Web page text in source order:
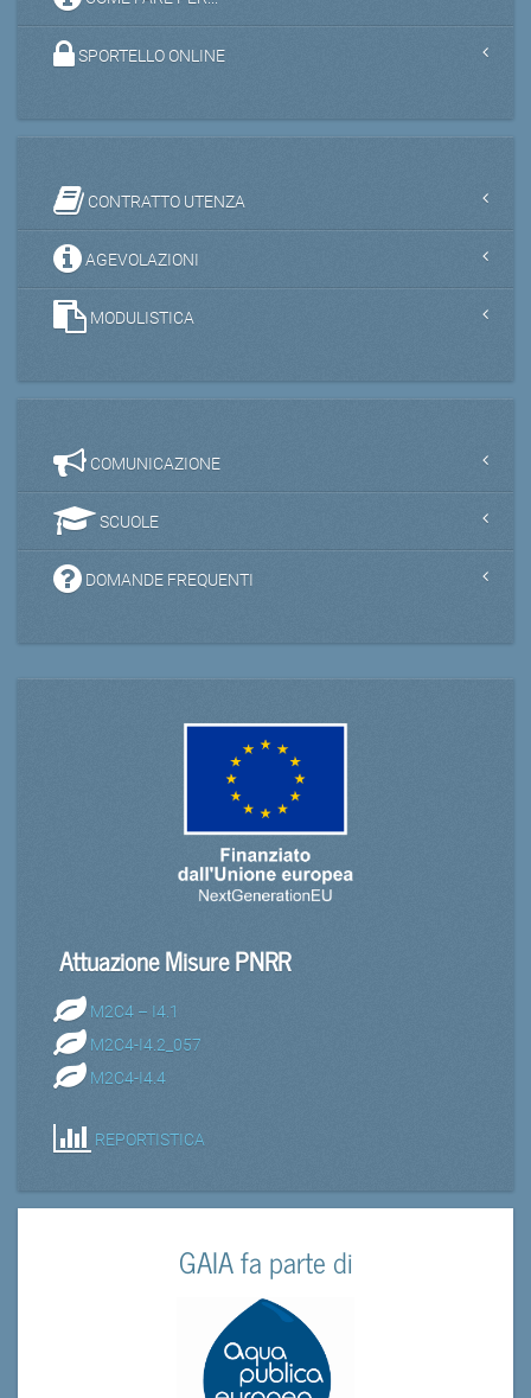
SPORTELLO ONLINE
CONTRATTO UTENZA
AGEVOLAZIONI
MODULISTICA
COMUNICAZIONE
SCUOLE
DOMANDE FREQUENTI
Attuazione Misure PNRR
M2C4 – I4.1
M2C4-I4.2_057
M2C4-I4.4
REPORTISTICA
GAIA fa parte di